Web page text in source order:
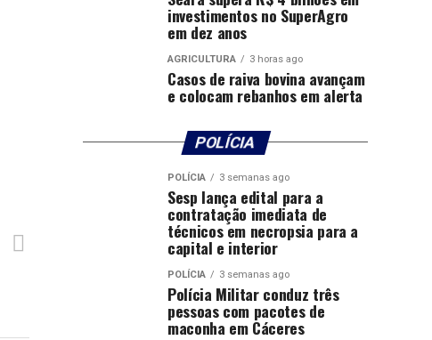
investimentos no SuperAgro
em dez anos
AGRICULTURA 3 horas ago
Casos de raiva bovina avançam
e colocam rebanhos em alerta
POLÍCIA
POLÍCIA 3 semanas ago
Sesp lança edital para a
contratação imediata de
técnicos em necropsia para a
capital e interior
POLÍCIA 3 semanas ago
Polícia Militar conduz três
pessoas com pacotes de
maconha em Cáceres